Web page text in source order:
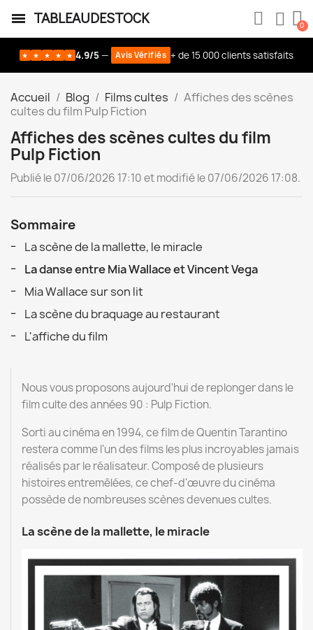
TABLEAUDESTOCK
★ ★ ★ ★ ★ 4.9/5— Avis Vérifiés + de 15 000 clients satisfaits
Accueil Blog Films cultes
Affiches des scènes
cultes du film Pulp Fiction
Affiches des scènes cultes du film
Pulp Fiction
Publié le 07/06/2026 17:10 et modifié le 07/06/2026 17:08.
Sommaire
La scène de la mallette, le miracle
La danse entre Mia Wallace et Vincent Vega
Mia Wallace sur son lit
La scène du braquage au restaurant
L'affiche du film
Nous vous proposons aujourd'hui de replonger dans le
film culte des années 90 : Pulp Fiction.
Sorti au cinéma en 1994, ce film de Quentin Tarantino
restera comme l'un des films les plus incroyables jamais
réalisés par le réalisateur. Composé de plusieurs
histoires entremêlées, ce chef-d'œuvre du cinéma
possède de nombreuses scènes devenues cultes.
La scène de la mallette, le miracle